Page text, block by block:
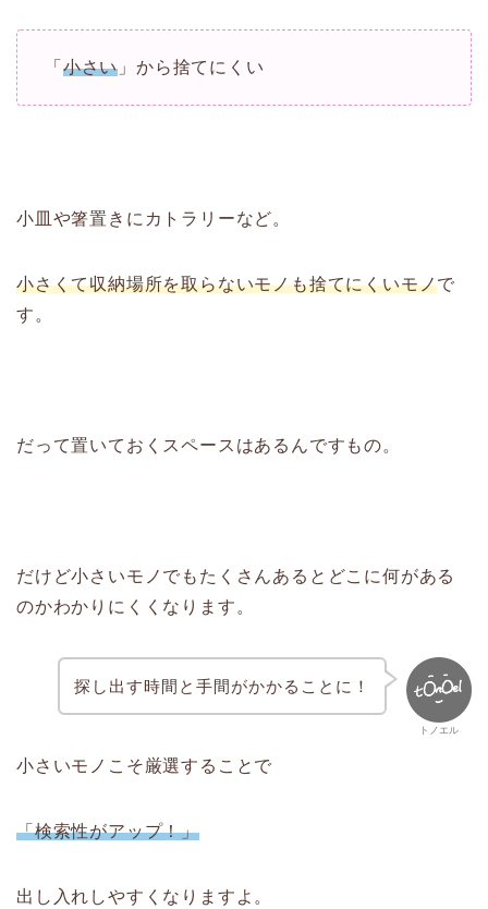
「 小さい 」から捨てにくい
小皿や箸置きにカトラリーなど。
小さくて収納場所を取らないモノも捨てにくいモノで
す。
だって置いておくスペースはあるんですもの。
だけど小さいモノでもたくさんあるとどこに何がある
のかわかりにくくなります。
トノエル
探し出す時間と手間がかかることに！
小さいモノこそ厳選することで
「検索性がアップ！」
出し入れしやすくなりますよ。